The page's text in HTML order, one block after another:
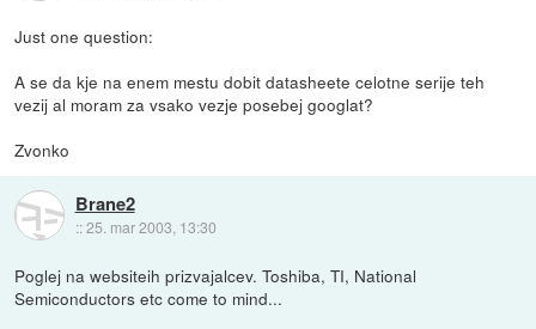
Just one question:
A se da kje na enem mestu dobit datasheete celotne serije teh
vezij al moram za vsako vezje posebej googlat?
Zvonko
Brane2
::25. mar 2003, 13:30
Poglej na websiteih prizvajalcev. Toshiba, TI, National
Semiconductors etc come to mind...